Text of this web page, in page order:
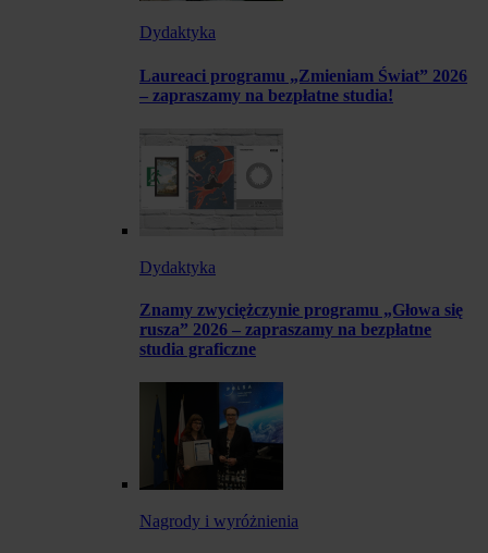
Dydaktyka
Laureaci programu „Zmieniam Świat” 2026
– zapraszamy na bezpłatne studia!
Dydaktyka
Znamy zwyciężczynie programu „Głowa się
rusza” 2026 – zapraszamy na bezpłatne
studia graficzne
Nagrody i wyróżnienia